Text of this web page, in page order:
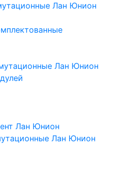
Лан Юнион
Лан Юнион
Лан Юнион
Лан Юнион